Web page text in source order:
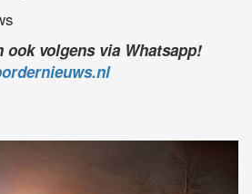
ook volgens via Whatsapp!